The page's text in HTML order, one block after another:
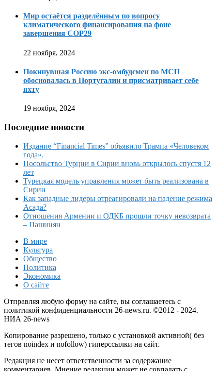
Мир остаётся разделённым по вопросу
климатического финансирования на фоне
завершения COP29
22 ноября, 2024
Покинувшая Россию экс-омбудсмен по МСП
обосновалась в Португалии и присматривает себе
яхту
19 ноября, 2024
Последние новости
Издание “Financial Times” объявило Трампа «Человеком
года».
Посольство Турции в Сирии вновь открылось спустя 12
лет
Турецкая модель управления может быть реализована в
Сирии
Как западные лидеры отреагировали на падение режима
Асада?
Отношения Армении и ОДКБ прошли точку невозврата
– Пашинян
В мире
Культура
Общество
Политика
Экономика
О сайте
Отправляя любую форму на сайте, вы соглашаетесь с
политикой конфиденциальности 26-news.ru. ©2012 - 2024.
НИА 26-news
Копирование разрешено, только с установкой активной( без
тегов noindex и nofollow) гиперссылки на сайт.
Редакция не несет ответственности за содержание
комментариев. Мнение редакции может не совпадать с